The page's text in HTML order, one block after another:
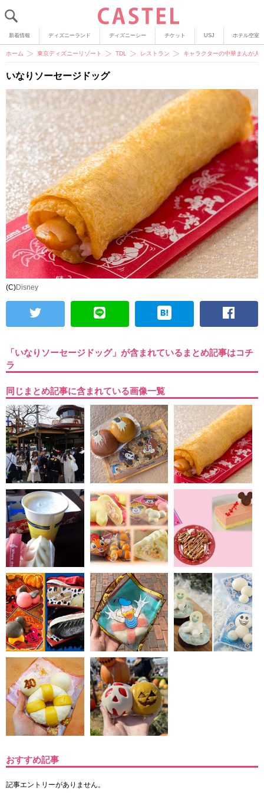
新着情報 ディズニーランド ディズニーシー チケット USJ ホテル空室
ホーム 東京ディズニーリゾート TDL レストラン キャラクターの中華まんが人
いなりソーセージドッグ
(C)Disney
「いなりソーセージドッグ」が含まれているまとめ記事はコチ
ラ
同じまとめ記事に含まれている画像一覧
おすすめ記事
記事エントリーがありません。